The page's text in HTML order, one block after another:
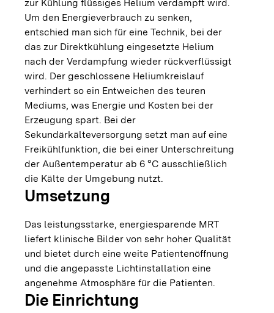
zur Kühlung flüssiges Helium verdampft wird.
Um den Energieverbrauch zu senken,
entschied man sich für eine Technik, bei der
das zur Direktkühlung eingesetzte Helium
nach der Verdampfung wieder rückverflüssigt
wird. Der geschlossene Heliumkreislauf
verhindert so ein Entweichen des teuren
Mediums, was Energie und Kosten bei der
Erzeugung spart. Bei der
Sekundärkälteversorgung setzt man auf eine
Freikühlfunktion, die bei einer Unterschreitung
der Außentemperatur ab 6 °C ausschließlich
die Kälte der Umgebung nutzt.
Umsetzung
Das leistungsstarke, energiesparende MRT
liefert klinische Bilder von sehr hoher Qualität
und bietet durch eine weite Patientenöffnung
und die angepasste Lichtinstallation eine
angenehme Atmosphäre für die Patienten.
Die Einrichtung